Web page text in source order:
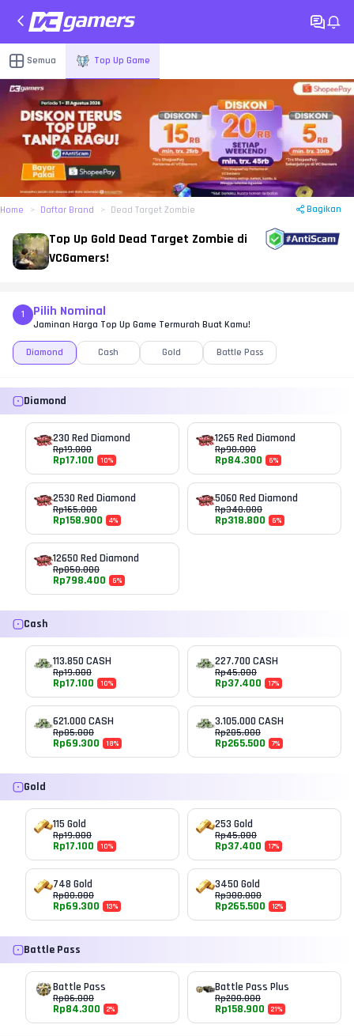
Semua Top Up Game
Home Daftar Brand Dead Target Zombie Bagikan
Top Up Gold Dead Target Zombie di
VCGamers!
1 Pilih Nominal
Jaminan Harga Top Up Game Termurah Buat Kamu!
Diamond Cash Gold Battle Pass
Diamond
230 Red Diamond
Rp19.000
Rp17.100 10%
1265 Red Diamond
Rp90.000
Rp84.300 6%
2530 Red Diamond
Rp165.000
Rp158.900 4%
5060 Red Diamond
Rp340.000
Rp318.800 6%
12650 Red Diamond
Rp850.000
Rp798.400 6%
Cash
113.850 CASH
Rp19.000
Rp17.100 10%
227.700 CASH
Rp45.000
Rp37.400 17%
621.000 CASH
Rp85.000
Rp69.300 18%
3.105.000 CASH
Rp285.000
Rp265.500 7%
Gold
115 Gold
Rp19.000
Rp17.100 10%
253 Gold
Rp45.000
Rp37.400 17%
748 Gold
Rp80.000
Rp69.300 13%
3450 Gold
Rp300.000
Rp265.500 12%
Battle Pass
Battle Pass
Rp86.000
Rp84.300 2%
Battle Pass Plus
Rp200.000
Rp158.900 21%